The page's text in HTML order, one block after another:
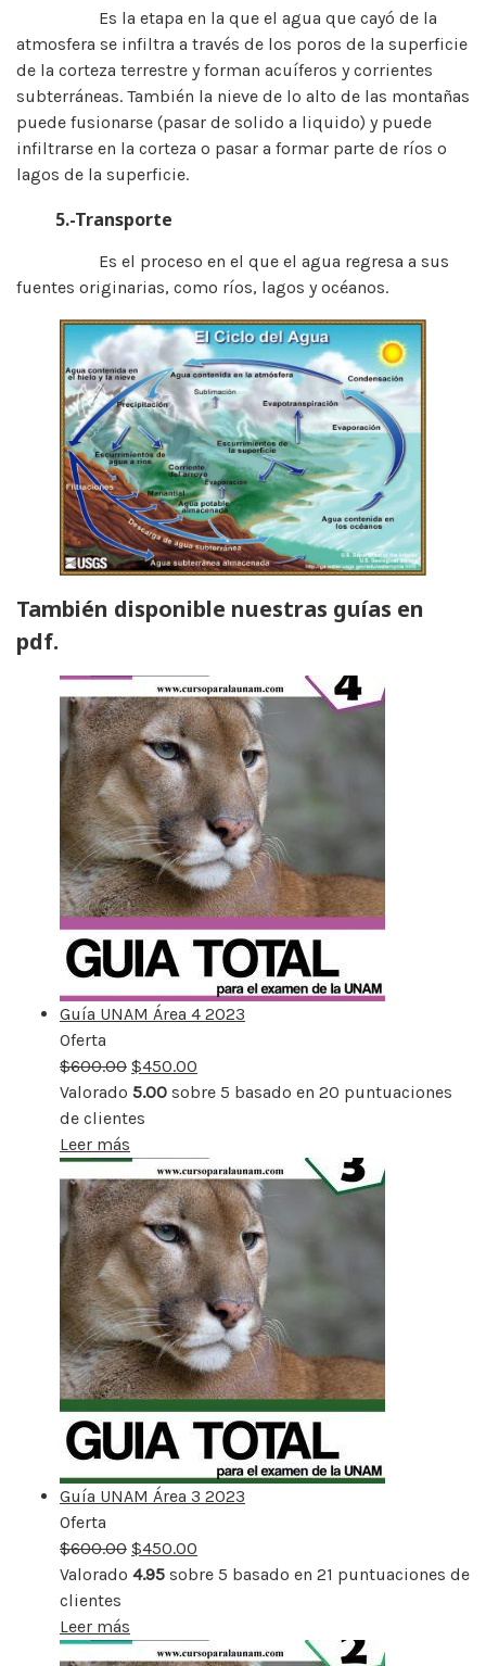
Es la etapa en la que el agua que cayó de la
atmosfera se infiltra a través de los poros de la superficie
de la corteza terrestre y forman acuíferos y corrientes
subterráneas. También la nieve de lo alto de las montañas
puede fusionarse (pasar de solido a liquido) y puede
infiltrarse en la corteza o pasar a formar parte de ríos o
lagos de la superficie.
5.-Transporte
Es el proceso en el que el agua regresa a sus
fuentes originarias, como ríos, lagos y océanos.
También disponible nuestras guías en
pdf.
Guía UNAM Área 4 2023
Oferta
rebajado
$600.00 $450.00
Valorado 5.00 sobre 5 basado en 20 puntuaciones
de clientes
Leer más
Guía UNAM Área 3 2023
Oferta
rebajado
$600.00 $450.00
Valorado 4.95 sobre 5 basado en 21 puntuaciones de
clientes
Leer más